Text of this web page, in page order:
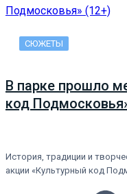
СЮЖЕТЫ
В парке прошло
код
История, традиции и
акции «Культурный код